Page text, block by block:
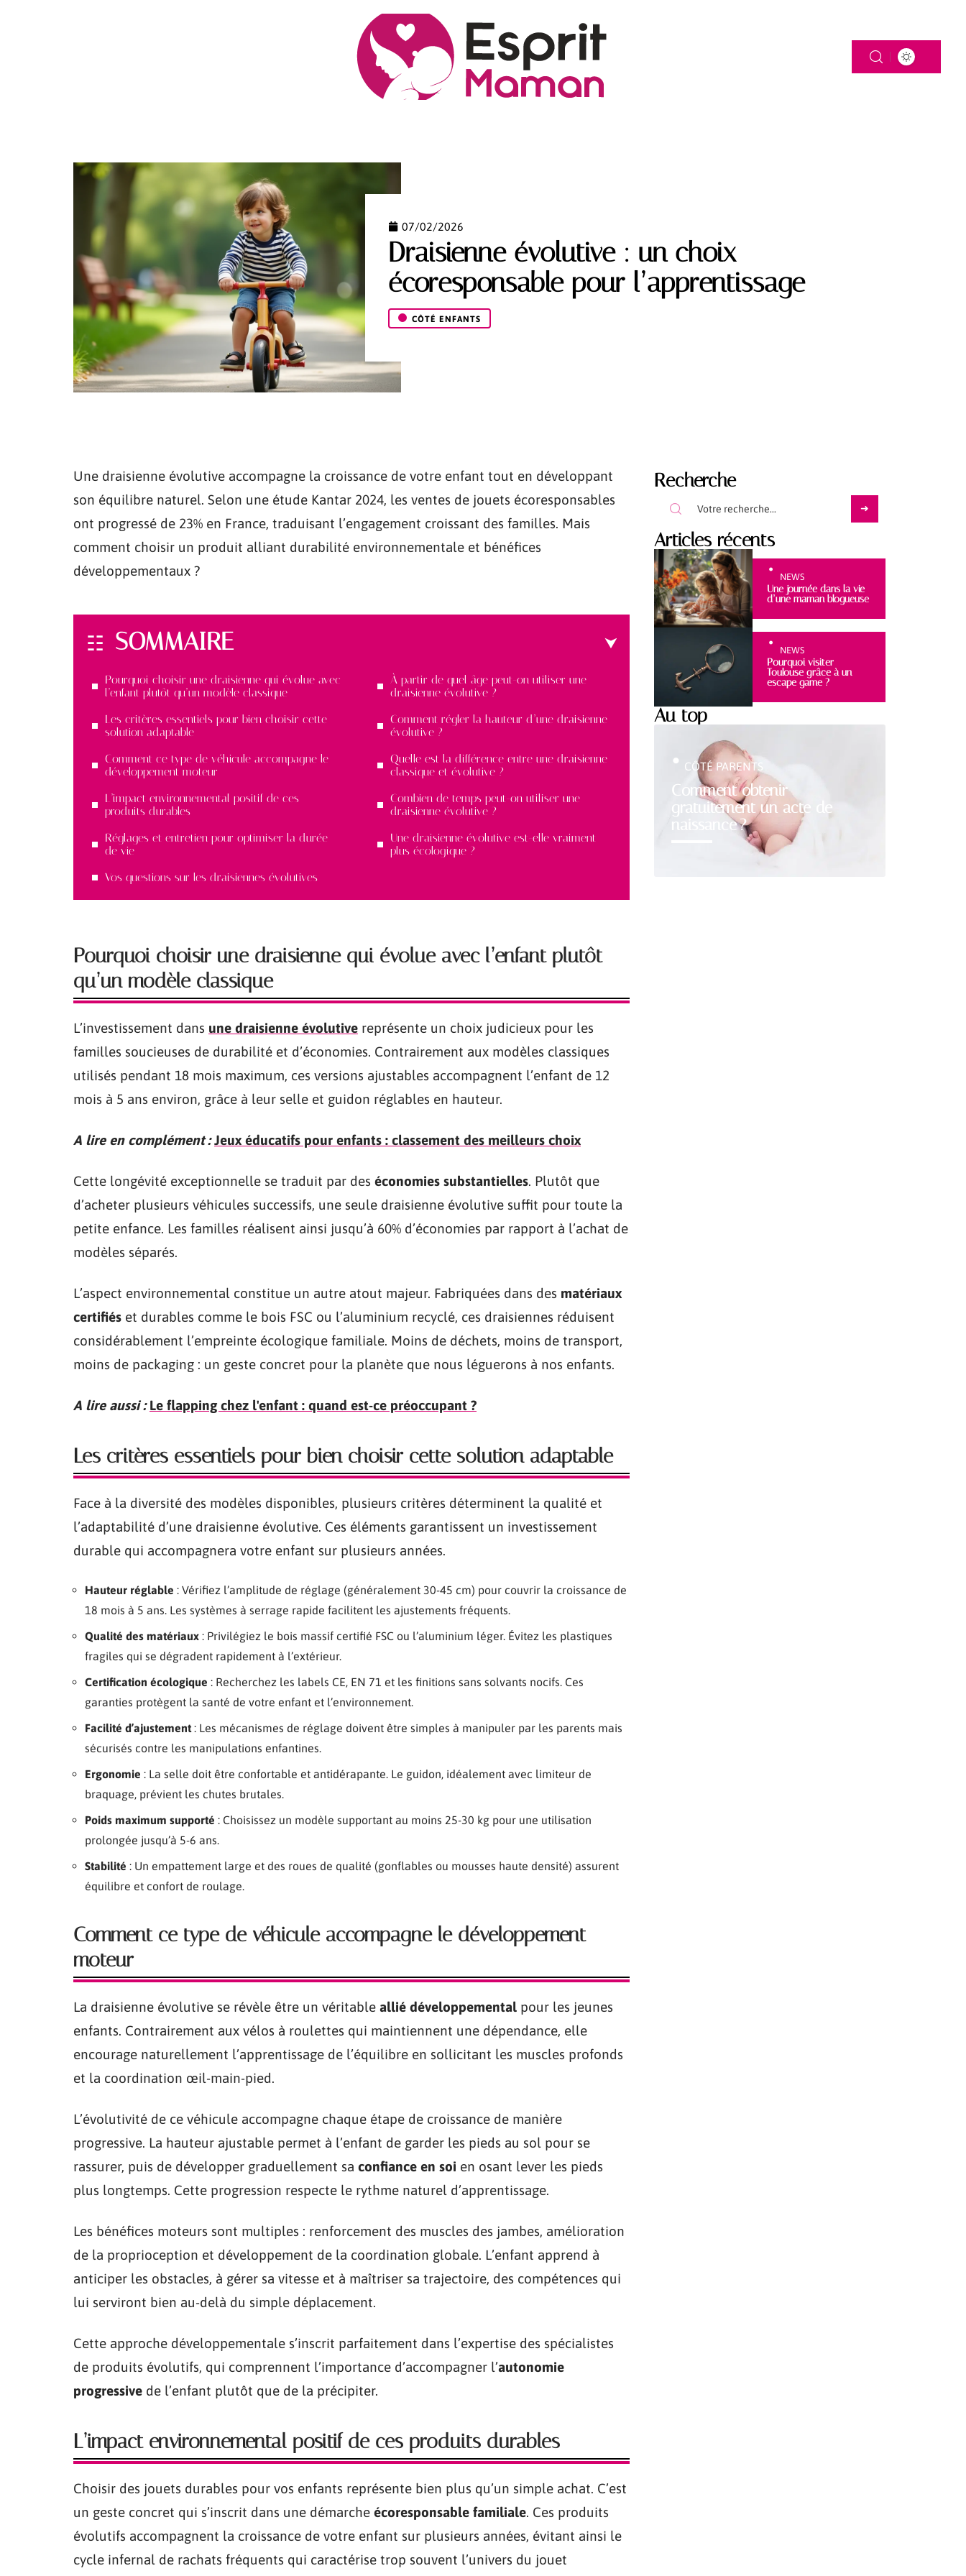
07/02/2026
Draisienne évolutive : un choix
écoresponsable pour l’apprentissage
CÔTÉ ENFANTS
Une draisienne évolutive accompagne la croissance de votre enfant tout en développant
son équilibre naturel. Selon une étude Kantar 2024, les ventes de jouets écoresponsables
ont progressé de 23% en France, traduisant l’engagement croissant des familles. Mais
comment choisir un produit alliant durabilité environnementale et bénéfices
développementaux ?
SOMMAIRE
Pourquoi choisir une draisienne qui évolue avec
l’enfant plutôt qu’un modèle classique
Les critères essentiels pour bien choisir cette
solution adaptable
Comment ce type de véhicule accompagne le
développement moteur
L’impact environnemental positif de ces
produits durables
Réglages et entretien pour optimiser la durée
de vie
Vos questions sur les draisiennes évolutives
À partir de quel âge peut-on utiliser une
draisienne évolutive ?
Comment régler la hauteur d’une draisienne
évolutive ?
Quelle est la différence entre une draisienne
classique et évolutive ?
Combien de temps peut-on utiliser une
draisienne évolutive ?
Une draisienne évolutive est-elle vraiment
plus écologique ?
Pourquoi choisir une draisienne qui évolue avec l’enfant plutôt
qu’un modèle classique
L’investissement dans une draisienne évolutive représente un choix judicieux pour les
familles soucieuses de durabilité et d’économies. Contrairement aux modèles classiques
utilisés pendant 18 mois maximum, ces versions ajustables accompagnent l’enfant de 12
mois à 5 ans environ, grâce à leur selle et guidon réglables en hauteur.
A lire en complément : Jeux éducatifs pour enfants : classement des meilleurs choix
Cette longévité exceptionnelle se traduit par des économies substantielles. Plutôt que
d’acheter plusieurs véhicules successifs, une seule draisienne évolutive suffit pour toute la
petite enfance. Les familles réalisent ainsi jusqu’à 60% d’économies par rapport à l’achat de
modèles séparés.
L’aspect environnemental constitue un autre atout majeur. Fabriquées dans des matériaux
certifiés et durables comme le bois FSC ou l’aluminium recyclé, ces draisiennes réduisent
considérablement l’empreinte écologique familiale. Moins de déchets, moins de transport,
moins de packaging : un geste concret pour la planète que nous léguerons à nos enfants.
A lire aussi : Le flapping chez l'enfant : quand est-ce préoccupant ?
Les critères essentiels pour bien choisir cette solution adaptable
Face à la diversité des modèles disponibles, plusieurs critères déterminent la qualité et
l’adaptabilité d’une draisienne évolutive. Ces éléments garantissent un investissement
durable qui accompagnera votre enfant sur plusieurs années.
Hauteur réglable : Vérifiez l’amplitude de réglage (généralement 30-45 cm) pour couvrir la croissance de
18 mois à 5 ans. Les systèmes à serrage rapide facilitent les ajustements fréquents.
Qualité des matériaux : Privilégiez le bois massif certifié FSC ou l’aluminium léger. Évitez les plastiques
fragiles qui se dégradent rapidement à l’extérieur.
Certification écologique : Recherchez les labels CE, EN 71 et les finitions sans solvants nocifs. Ces
garanties protègent la santé de votre enfant et l’environnement.
Facilité d’ajustement: Les mécanismes de réglage doivent être simples à manipuler par les parents mais
sécurisés contre les manipulations enfantines.
Ergonomie : La selle doit être confortable et antidérapante. Le guidon, idéalement avec limiteur de
braquage, prévient les chutes brutales.
Poids maximum supporté : Choisissez un modèle supportant au moins 25-30 kg pour une utilisation
prolongée jusqu’à 5-6 ans.
Stabilité : Un empattement large et des roues de qualité (gonflables ou mousses haute densité) assurent
équilibre et confort de roulage.
Comment ce type de véhicule accompagne le développement
moteur
La draisienne évolutive se révèle être un véritable allié développemental pour les jeunes
enfants. Contrairement aux vélos à roulettes qui maintiennent une dépendance, elle
encourage naturellement l’apprentissage de l’équilibre en sollicitant les muscles profonds
et la coordination œil-main-pied.
L’évolutivité de ce véhicule accompagne chaque étape de croissance de manière
progressive. La hauteur ajustable permet à l’enfant de garder les pieds au sol pour se
rassurer, puis de développer graduellement sa confiance en soi en osant lever les pieds
plus longtemps. Cette progression respecte le rythme naturel d’apprentissage.
Les bénéfices moteurs sont multiples : renforcement des muscles des jambes, amélioration
de la proprioception et développement de la coordination globale. L’enfant apprend à
anticiper les obstacles, à gérer sa vitesse et à maîtriser sa trajectoire, des compétences qui
lui serviront bien au-delà du simple déplacement.
Cette approche développementale s’inscrit parfaitement dans l’expertise des spécialistes
de produits évolutifs, qui comprennent l’importance d’accompagner l’autonomie
progressive de l’enfant plutôt que de la précipiter.
L’impact environnemental positif de ces produits durables
Choisir des jouets durables pour vos enfants représente bien plus qu’un simple achat. C’est
un geste concret qui s’inscrit dans une démarche écoresponsable familiale. Ces produits
évolutifs accompagnent la croissance de votre enfant sur plusieurs années, évitant ainsi le
cycle infernal de rachats fréquents qui caractérise trop souvent l’univers du jouet
Recherche
Articles récents
NEWS
Une journée dans la vie
d’une maman blogueuse
NEWS
Pourquoi visiter
Toulouse grâce à un
escape game ?
Au top
Comment obtenir
gratuitement un acte de
naissance ?
CÔTÉ PARENTS